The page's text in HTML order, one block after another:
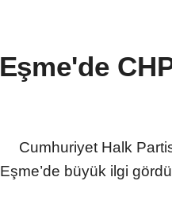
Eşme'de
Cumhuriyet Halk
Eşme’de büyük ilgi